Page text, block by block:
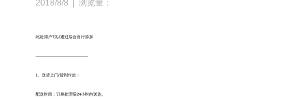
2018/8/8 浏览量：
此处用户可以通过后台自行添加
--------------------------------------
1、送货上门/货到付款：
配送时间：订单处理后24小时内送达。